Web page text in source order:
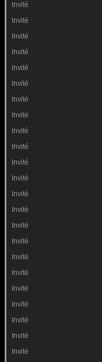
Invité
Invité
Invité
Invité
Invité
Invité
Invité
Invité
Invité
Invité
Invité
Invité
Invité
Invité
Invité
Invité
Invité
Invité
Invité
Invité
Invité
Invité
Invité